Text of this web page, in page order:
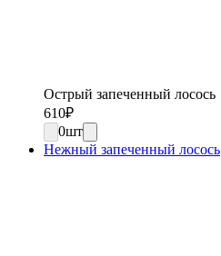
Острый запеченный лосось
610₽
0шт
Нежный запеченный лосось